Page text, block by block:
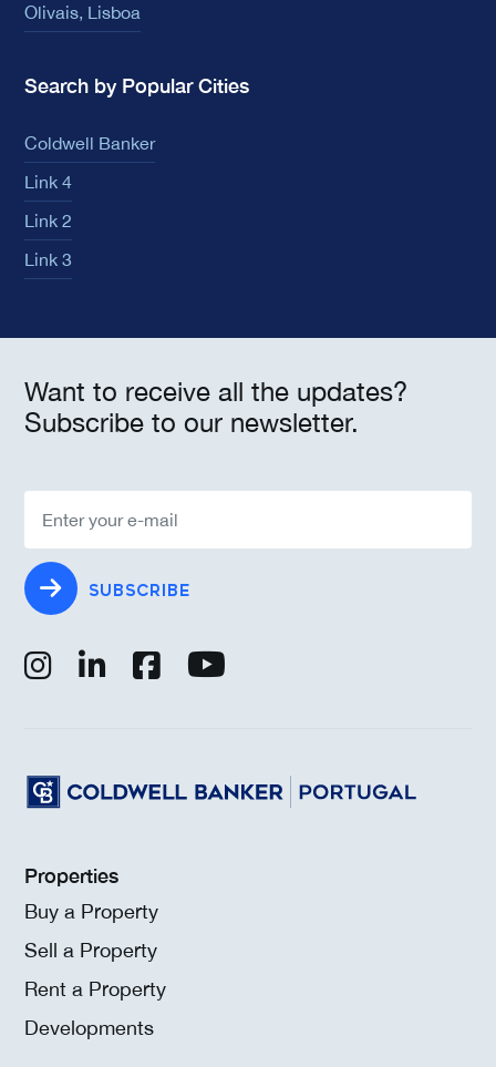
Olivais, Lisboa
Search by Popular Cities
Coldwell Banker
Link 4
Link 2
Link 3
Want to receive all the updates?
Subscribe to our newsletter.
SUBSCRIBE
Properties
Buy a Property
Sell a Property
Rent a Property
Developments